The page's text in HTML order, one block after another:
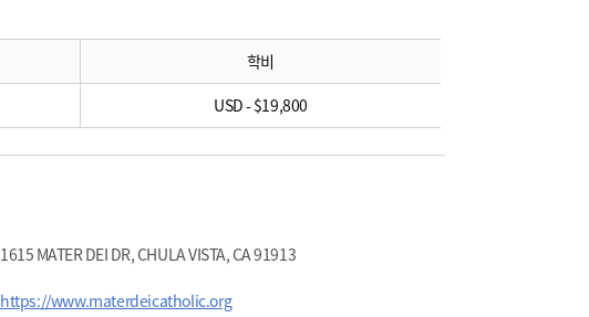
학비
USD - $19,800
1615 MATER DEI DR, CHULA VISTA, CA 91913
https://www.materdeicatholic.org